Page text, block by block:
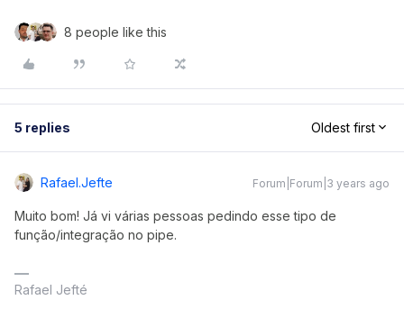
8 people like this
5 replies Oldest first
Rafael.jefte Forum|Forum|3 years ago
Muito bom! Já vi várias pessoas pedindo esse tipo de
função/integração no pipe.
Rafael Jefté